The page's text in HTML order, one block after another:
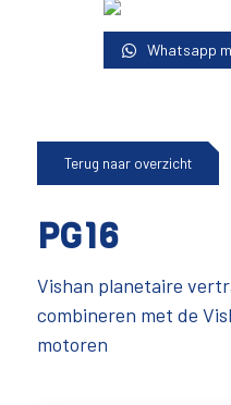
Whatsapp
Terug naar overzicht
PG16
Vishan planetaire
combineren met de
motoren